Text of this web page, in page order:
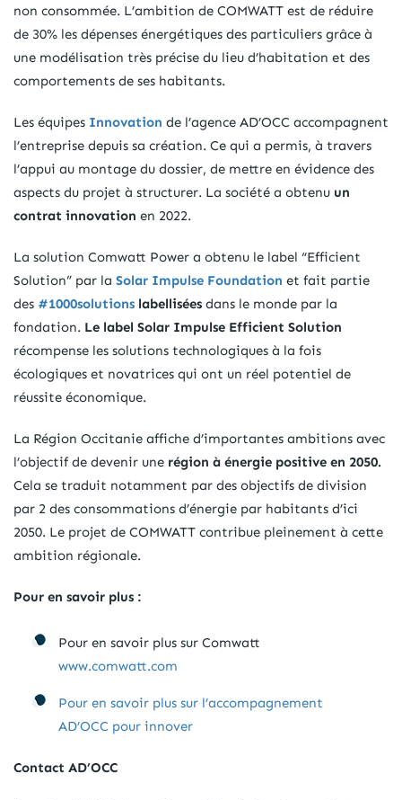
non consommée. L’ambition de COMWATT est de réduire
de 30% les dépenses énergétiques des particuliers grâce à
une modélisation très précise du lieu d’habitation et des
comportements de ses habitants.
Les équipes Innovation de l’agence AD’OCC accompagnent
l’entreprise depuis sa création. Ce qui a permis, à travers
l’appui au montage du dossier, de mettre en évidence des
aspects du projet à structurer. La société a obtenu un
contrat innovation en 2022.
La solution Comwatt Power a obtenu le label “Efficient
Solution” par la Solar Impulse Foundation et fait partie
des #1000solutions labellisées dans le monde par la
fondation. Le label Solar Impulse Efficient Solution
récompense les solutions technologiques à la fois
écologiques et novatrices qui ont un réel potentiel de
réussite économique.
La Région Occitanie affiche d’importantes ambitions avec
l’objectif de devenir une région à énergie positive en 2050.
Cela se traduit notamment par des objectifs de division
par 2 des consommations d’énergie par habitants d’ici
2050. Le projet de COMWATT contribue pleinement à cette
ambition régionale.
Pour en savoir plus :
Pour en savoir plus sur Comwatt
www.comwatt.com
Pour en savoir plus sur l’accompagnement
AD’OCC pour innover
Contact AD’OCC